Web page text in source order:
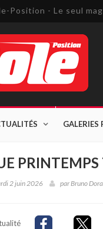
Position - Le seul
GALERIES
2 juin 2026 parBruno